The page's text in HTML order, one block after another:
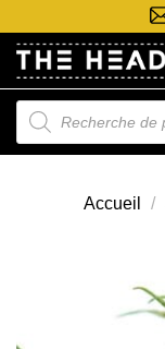
au
contenu
Recherche
de
produits
Accueil /